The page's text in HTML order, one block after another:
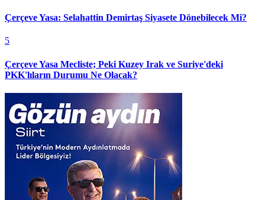
Çerçeve Yasa: Selahattin Demirtaş Siyasete Dönebilecek Mi?
5
Çerçeve Yasa Mecliste; Peki Kuzey Irak ve Suriye'deki
PKK'lıların Durumu Ne Olacak?